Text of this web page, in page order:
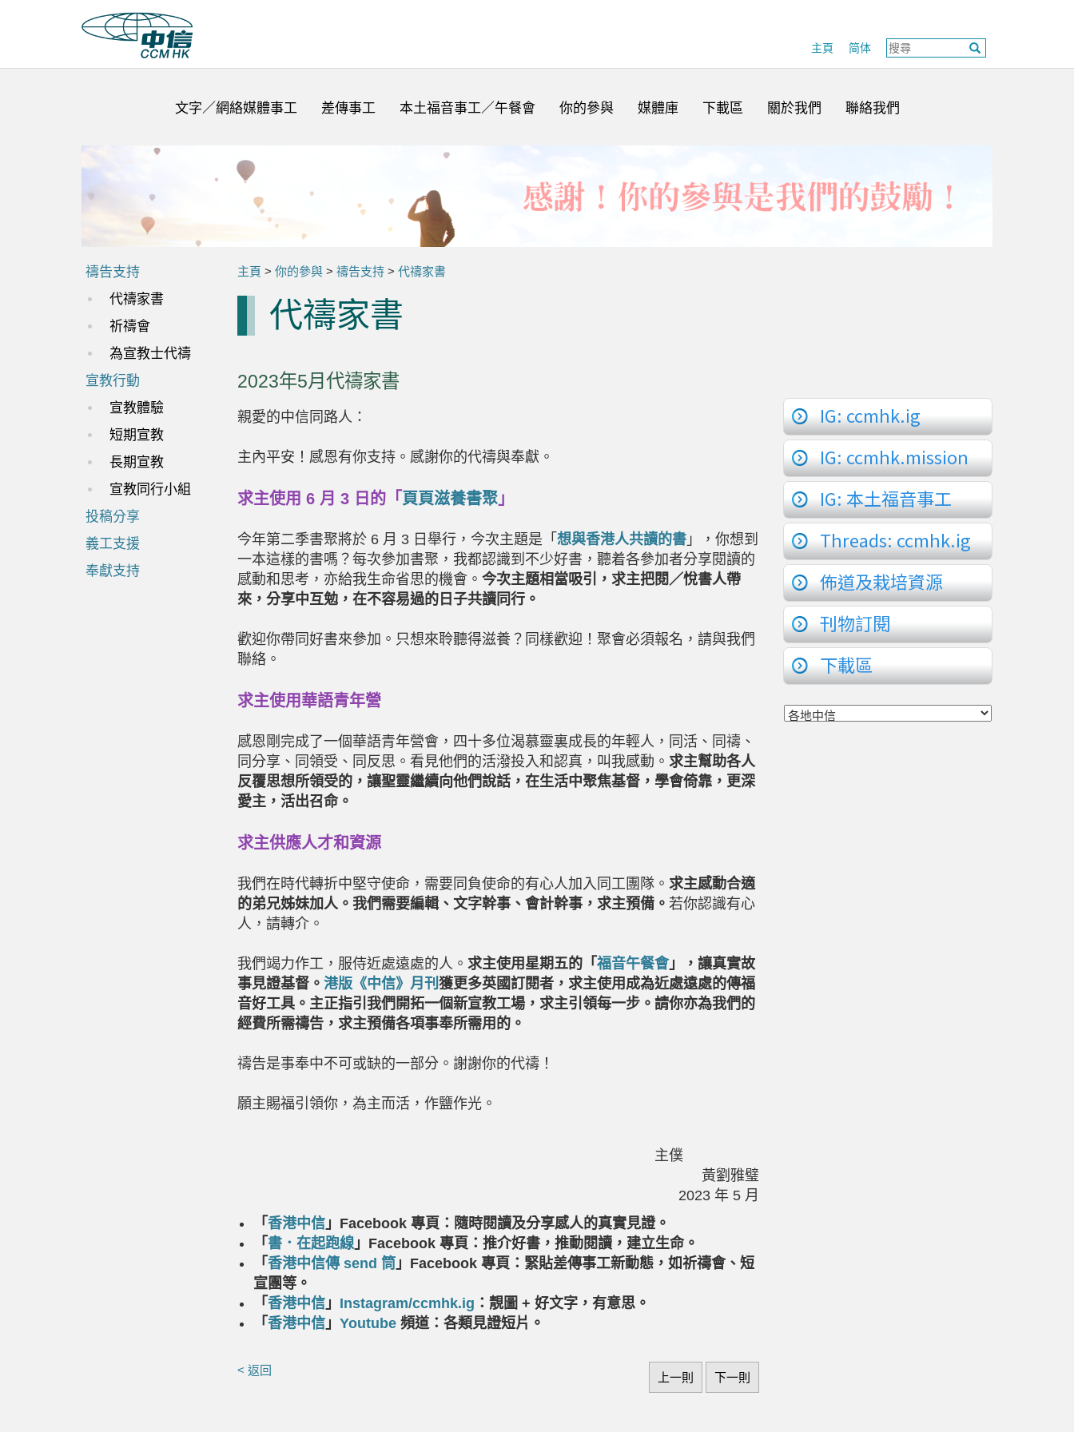
主頁 简体
文字／網絡媒體事工 差傳事工 本土福音事工／午餐會 你的參與 媒體庫 下載區 關於我們 聯絡我們
禱告支持
代禱家書
祈禱會
為宣教士代禱
宣教行動
宣教體驗
短期宣教
長期宣教
宣教同行小組
投稿分享
義工支援
奉獻支持
主頁 > 你的參與 > 禱告支持 > 代禱家書
代禱家書
2023年5月代禱家書
親愛的中信同路人：
主內平安！感恩有你支持。感謝你的代禱與奉獻。
求主使用 6 月 3 日的「頁頁滋養書聚」
今年第二季書聚將於 6 月 3 日舉行，今次主題是「 想與香港人共讀的書 」，你想到
一本這樣的書嗎？每次參加書聚，我都認識到不少好書，聽着各參加者分享閱讀的
感動和思考，亦給我生命省思的機會。 今次主題相當吸引，求主把閱／悅書人帶
來，分享中互勉，在不容易過的日子共讀同行。
歡迎你帶同好書來參加。只想來聆聽得滋養？同樣歡迎！聚會必須報名，請與我們
聯絡。
求主使用華語青年營
感恩剛完成了一個華語青年營會，四十多位渴慕靈裏成長的年輕人，同活、同禱、
同分享、同領受、同反思。看見他們的活潑投入和認真，叫我感動。 求主幫助各人
反覆思想所領受的，讓聖靈繼續向他們說話，在生活中聚焦基督，學會倚靠，更深
愛主，活出召命。
求主供應人才和資源
我們在時代轉折中堅守使命，需要同負使命的有心人加入同工團隊。 求主感動合適
的弟兄姊妹加人。我們需要編輯、文字幹事、會計幹事，求主預備。 若你認識有心
人，請轉介。
我們竭力作工，服侍近處遠處的人。 求主使用星期五的「 福音午餐會」，讓真實故
事見證基督。 港版《中信》月刊獲更多英國訂閱者，求主使用成為近處遠處的傳福
音好工具。主正指引我們開拓一個新宣教工場，求主引領每一步。請你亦為我們的
經費所需禱告，求主預備各項事奉所需用的。
禱告是事奉中不可或缺的一部分。謝謝你的代禱！
願主賜福引領你，為主而活，作鹽作光。
主僕
黃劉雅璧
2023年 5月
「 香港中信 」 Facebook 專頁：隨時閱讀及分享感人的真實見證。
「 書．在起跑線 」 Facebook 專頁：推介好書，推動閱讀，建立生命。
「 香港中信傳 send 筒 」 Facebook 專頁：緊貼差傳事工新動態，如祈禱會、短
宣團等。
「 香港中信 」 Instagram/ccmhk.ig ：靚圖 + 好文字，有意思。
「 香港中信 」 Youtube 頻道：各類見證短片。
< 返回
上一則 下一則
IG: ccmhk.ig
IG: ccmhk.mission
IG: 本土福音事工
Threads: ccmhk.ig
佈道及栽培資源
刊物訂閱
下載區